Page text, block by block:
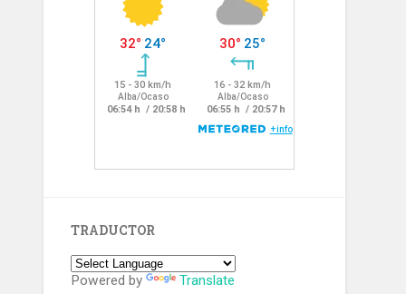
TRADUCTOR
Powered by Translate